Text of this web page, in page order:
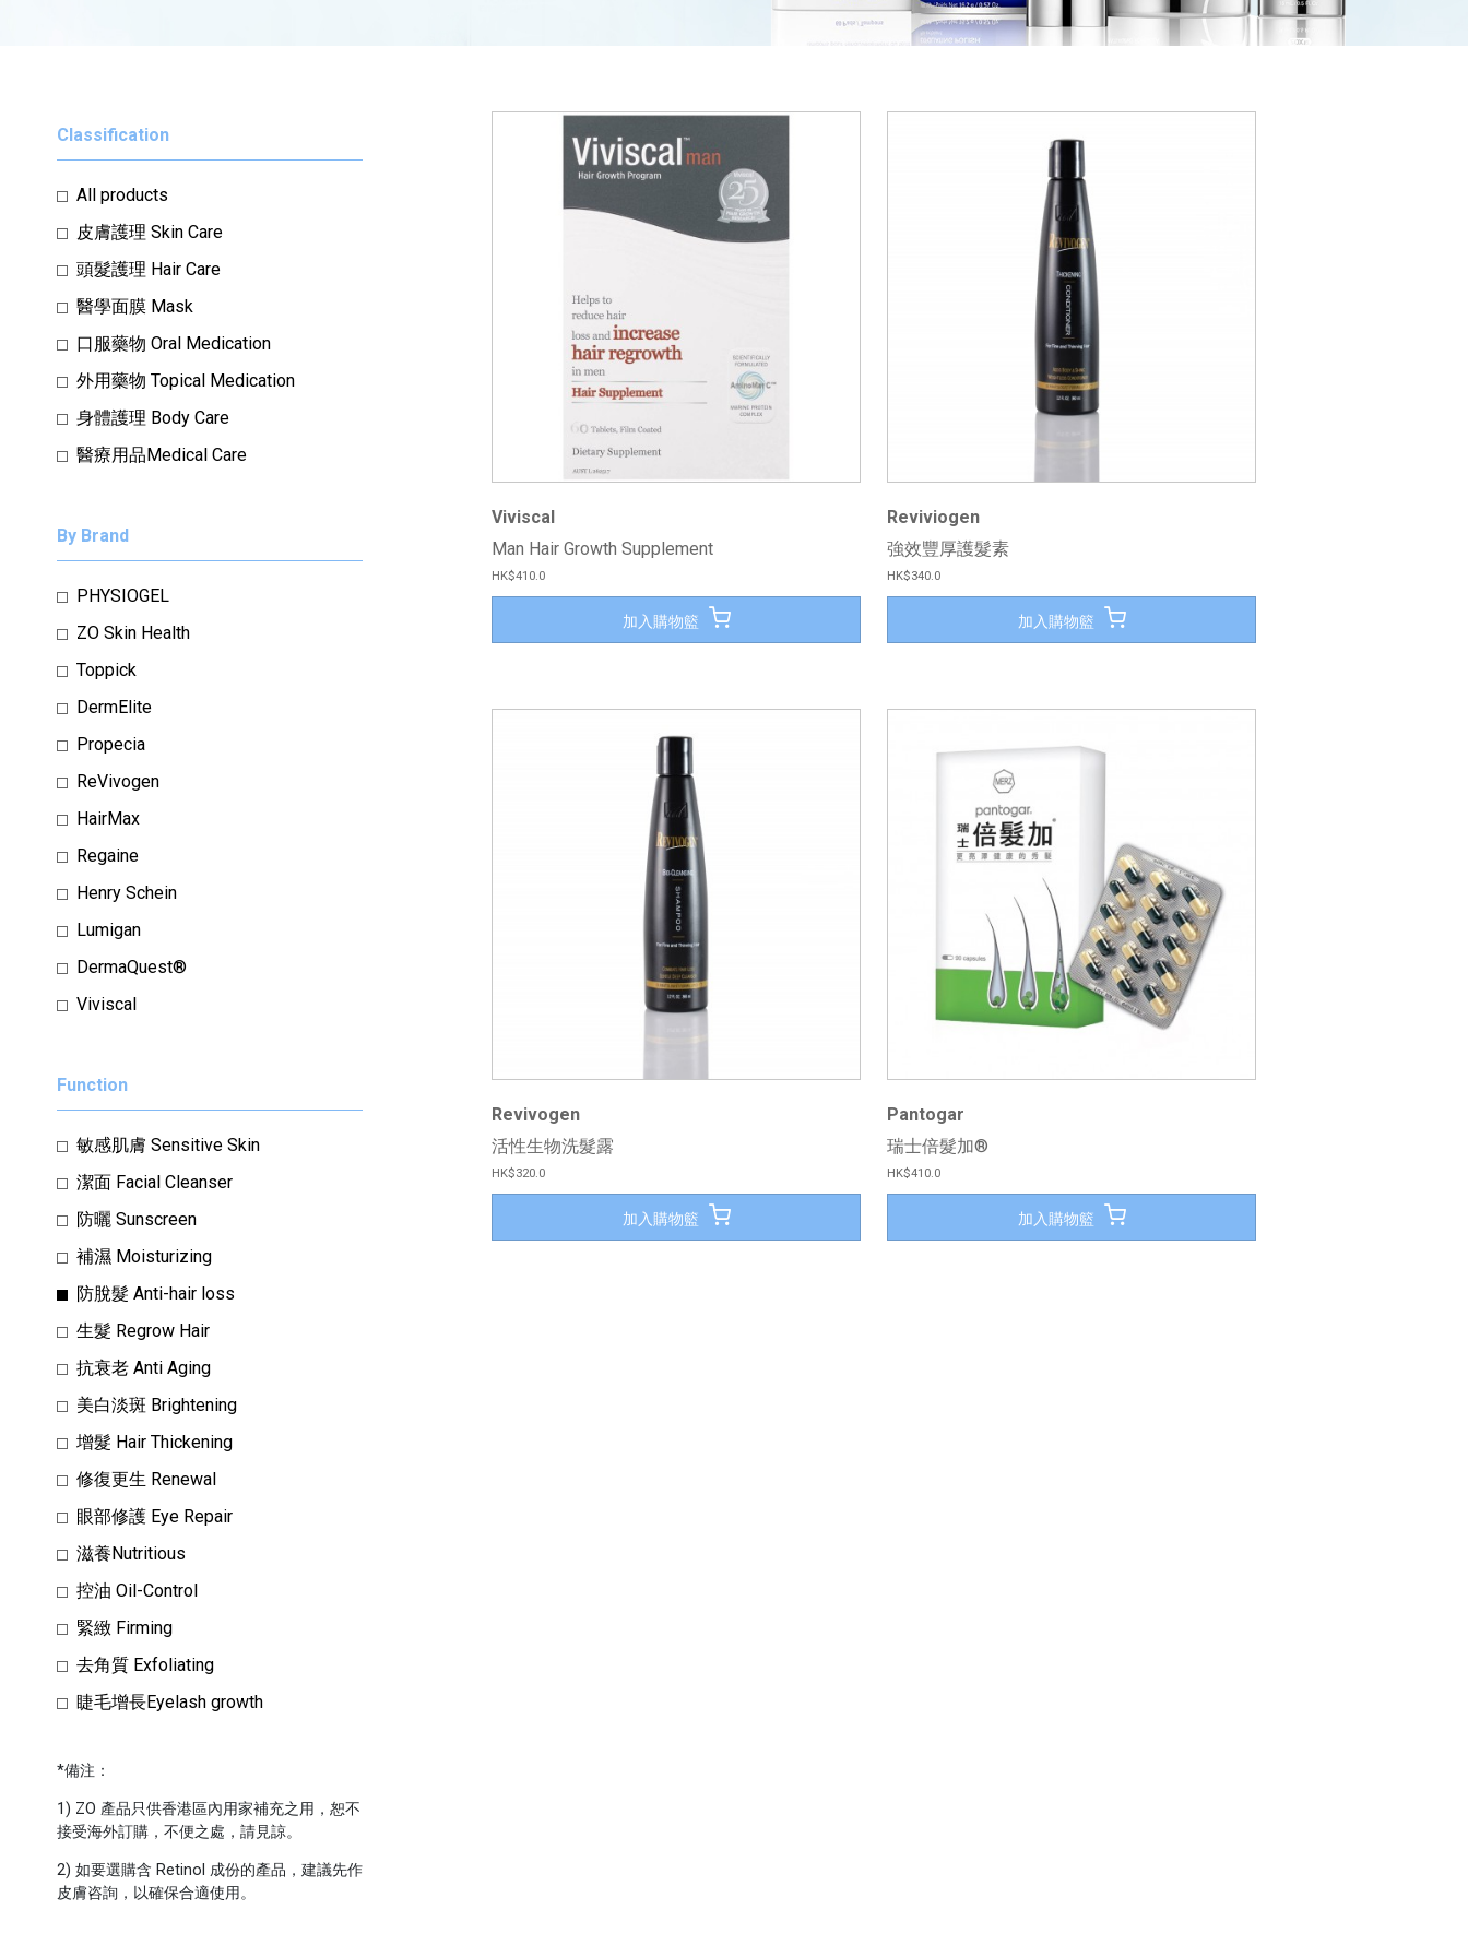
Classification
All products
皮膚護理 Skin Care
頭髮護理 Hair Care
醫學面膜 Mask
口服藥物 Oral Medication
外用藥物 Topical Medication
身體護理 Body Care
醫療用品Medical Care
By Brand
PHYSIOGEL
ZO Skin Health
Toppick
DermElite
Propecia
ReVivogen
HairMax
Regaine
Henry Schein
Lumigan
DermaQuest®
Viviscal
Function
敏感肌膚 Sensitive Skin
潔面 Facial Cleanser
防曬 Sunscreen
補濕 Moisturizing
防脫髮 Anti-hair loss
生髮 Regrow Hair
抗衰老 Anti Aging
美白淡斑 Brightening
增髮 Hair Thickening
修復更生 Renewal
眼部修護 Eye Repair
滋養Nutritious
控油 Oil-Control
緊緻 Firming
去角質 Exfoliating
睫毛增長Eyelash growth
*備注：
1) ZO 產品只供香港區內用家補充之用，恕不
接受海外訂購，不便之處，請見諒。
2) 如要選購含 Retinol 成份的產品，建議先作
皮膚咨詢，以確保合適使用。
Viviscal
Man Hair Growth Supplement
HK$410.0
加入購物籃
Reviviogen
強效豐厚護髮素
HK$340.0
加入購物籃
Revivogen
活性生物洗髮露
HK$320.0
加入購物籃
Pantogar
瑞士倍髮加®
HK$410.0
加入購物籃